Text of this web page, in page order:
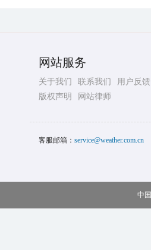
网站服务
关于我们 联系我们
用户反馈
版权声明
网站律师
客服邮箱： service@weather.com.cn
中